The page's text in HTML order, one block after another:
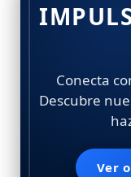
Conecta
Descubre
Ver